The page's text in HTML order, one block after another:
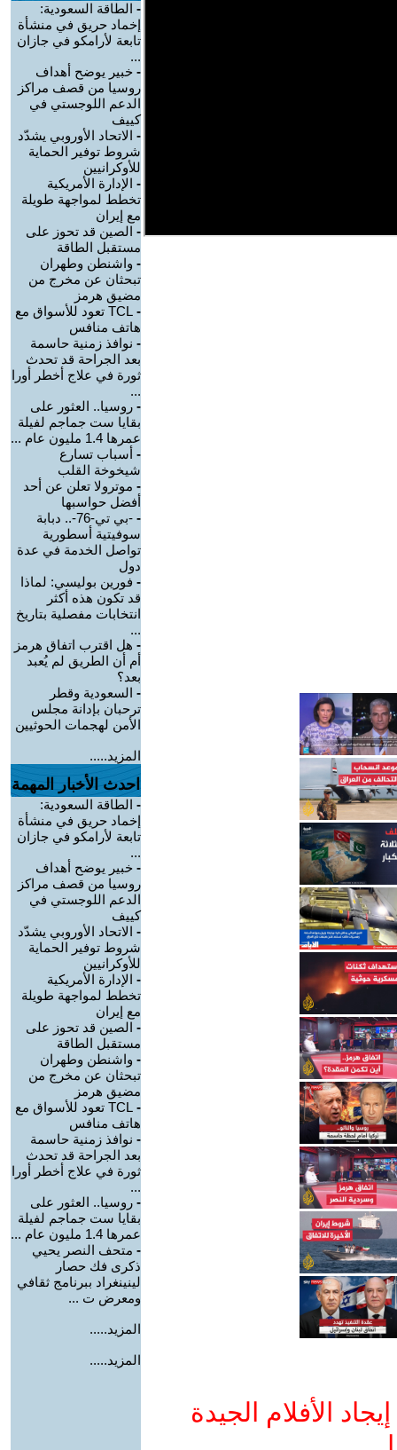
الأفلام الجيدة
- الطاقة السعودية:
إخماد حريق في منشأة
تابعة لأرامكو في جازان
...
- خبير يوضح أهداف
روسيا من قصف مراكز
الدعم اللوجستي في
كييف
- الاتحاد الأوروبي يشدّد
شروط توفير الحماية
للأوكرانيين
- الإدارة الأمريكية
تخطط لمواجهة طويلة
مع إيران
- الصين قد تحوز على
مستقبل الطاقة
- واشنطن وطهران
تبحثان عن مخرج من
مضيق هرمز
-
TCL تعود للأسواق مع
هاتف منافس
- نوافذ زمنية حاسمة
بعد الجراحة قد تحدث
ثورة في علاج أخطر أورا
...
- روسيا.. العثور على
بقايا ست جماجم لفيلة
عمرها 1.4 مليون عام ...
- أسباب تسارع
شيخوخة القلب
- موترولا تعلن عن أحد
أفضل حواسبها
-
-بي تي-76-.. دبابة
سوفيتية أسطورية
تواصل الخدمة في عدة
دول
- فورين بوليسي: لماذا
قد تكون هذه أكثر
انتخابات مفصلية بتاريخ
...
- هل اقترب اتفاق هرمز
أم أن الطريق لم يُعبد
بعد؟
- السعودية وقطر
ترحبان بإدانة مجلس
الأمن لهجمات الحوثيين
المزيد.....
احدث الأخبار المهمة
- الطاقة السعودية:
إخماد حريق في منشأة
تابعة لأرامكو في جازان
...
- خبير يوضح أهداف
روسيا من قصف مراكز
الدعم اللوجستي في
كييف
- الاتحاد الأوروبي يشدّد
شروط توفير الحماية
للأوكرانيين
- الإدارة الأمريكية
تخطط لمواجهة طويلة
مع إيران
- الصين قد تحوز على
مستقبل الطاقة
- واشنطن وطهران
تبحثان عن مخرج من
مضيق هرمز
-
TCL تعود للأسواق مع
هاتف منافس
- نوافذ زمنية حاسمة
بعد الجراحة قد تحدث
ثورة في علاج أخطر أورا
...
- روسيا.. العثور على
بقايا ست جماجم لفيلة
عمرها 1.4 مليون عام ...
- متحف النصر يحيي
ذكرى فك حصار
لينينغراد ببرنامج ثقافي
ومعرض ت ...
المزيد.....
المزيد.....